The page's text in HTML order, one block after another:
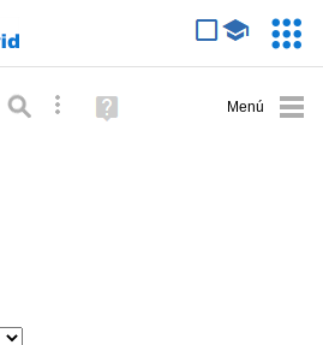
Búsqueda avanzada
Ayuda
(en